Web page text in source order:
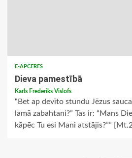
E-APCERES
Dieva pamestībā
Karls Frederiks Vislofs
“Bet ap devīto stundu Jēzus
lamā zabahtani?” Tas ir: “Mans
kāpēc Tu esi Mani atstājis?””